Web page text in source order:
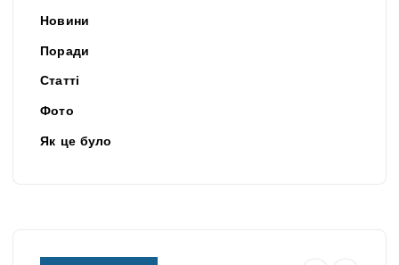
Новини
Поради
Статті
Фото
Як це було